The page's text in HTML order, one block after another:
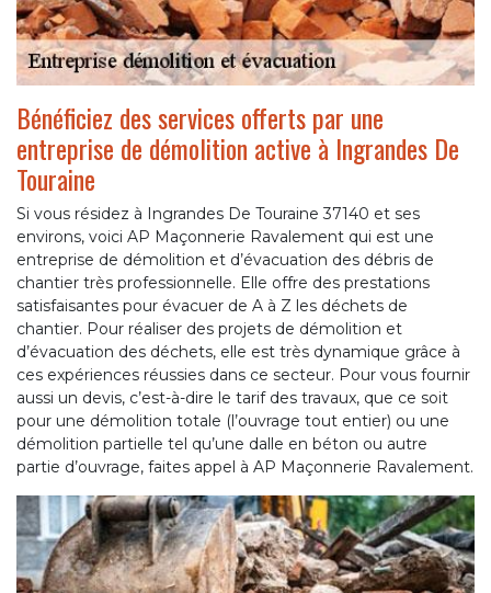
Bénéficiez des services offerts par une
entreprise de démolition active à Ingrandes De
Touraine
Si vous résidez à Ingrandes De Touraine 37140 et ses
environs, voici AP Maçonnerie Ravalement qui est une
entreprise de démolition et d’évacuation des débris de
chantier très professionnelle. Elle offre des prestations
satisfaisantes pour évacuer de A à Z les déchets de
chantier. Pour réaliser des projets de démolition et
d’évacuation des déchets, elle est très dynamique grâce à
ces expériences réussies dans ce secteur. Pour vous fournir
aussi un devis, c’est-à-dire le tarif des travaux, que ce soit
pour une démolition totale (l’ouvrage tout entier) ou une
démolition partielle tel qu’une dalle en béton ou autre
partie d’ouvrage, faites appel à AP Maçonnerie Ravalement.